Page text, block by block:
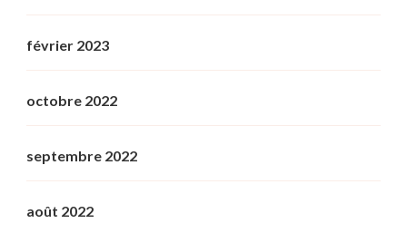
février 2023
octobre 2022
septembre 2022
août 2022